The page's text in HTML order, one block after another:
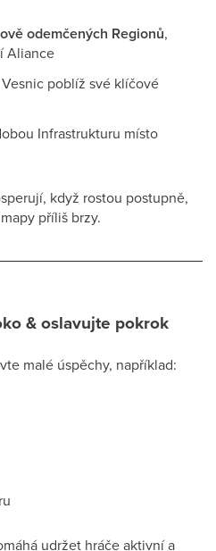
odemčených Regionů,
Aliance
poblíž své klíčové
Infrastrukturu místo
když rostou postupně,
příliš brzy.
& oslavujte pokrok
malé úspěchy, například:
udržet hráče aktivní a